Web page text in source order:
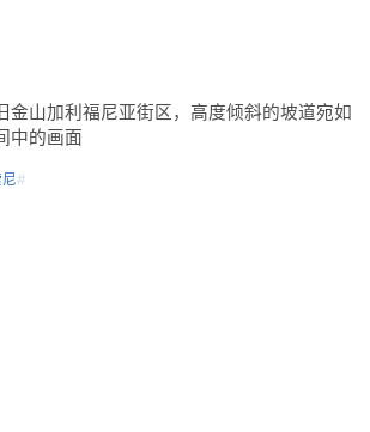
金山加利福尼亚街区，高度倾斜的坡道宛如
中的画面
#